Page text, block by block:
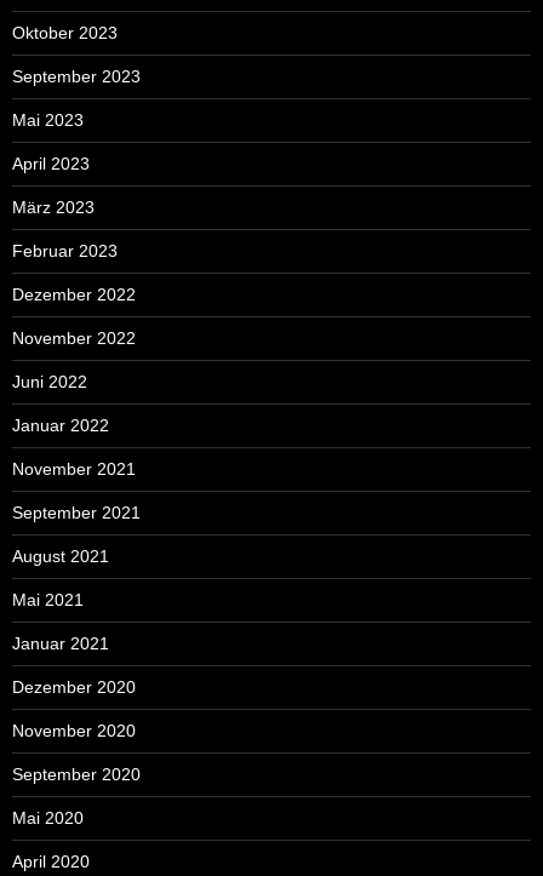
Oktober 2023
September 2023
Mai 2023
April 2023
März 2023
Februar 2023
Dezember 2022
November 2022
Juni 2022
Januar 2022
November 2021
September 2021
August 2021
Mai 2021
Januar 2021
Dezember 2020
November 2020
September 2020
Mai 2020
April 2020